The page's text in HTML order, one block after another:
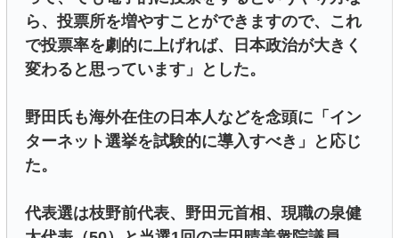
ら、投票所を増やすことができますので、これ
で投票率を劇的に上げれば、日本政治が大きく
変わると思っています」とした。
野田氏も海外在住の日本人などを念頭に「イン
ターネット選挙を試験的に導入すべき」と応じ
た。
代表選は枝野前代表、野田元首相、現職の泉健